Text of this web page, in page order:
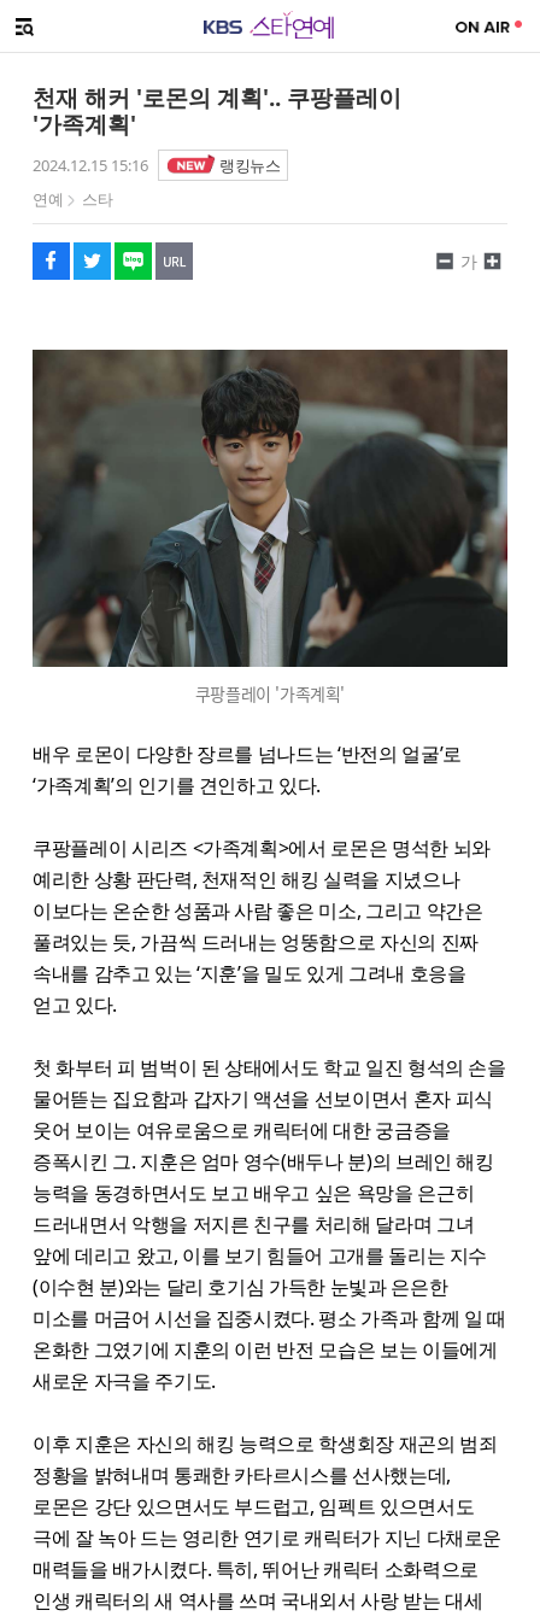
메뉴 열기
천재 해커 '로몬의 계획'.. 쿠팡플레이
'가족계획'
2024.12.15 15:16
랭킹뉴스
연예
스타
페이스북
트위터
네이버
URL복사
글씨 작게보기
가
글씨 크게보기
쿠팡플레이 '가족계획'
배우 로몬이 다양한 장르를 넘나드는 ‘반전의 얼굴’로
‘가족계획’의 인기를 견인하고 있다.
쿠팡플레이 시리즈 <가족계획>에서 로몬은 명석한 뇌와
예리한 상황 판단력, 천재적인 해킹 실력을 지녔으나
이보다는 온순한 성품과 사람 좋은 미소, 그리고 약간은
풀려있는 듯, 가끔씩 드러내는 엉뚱함으로 자신의 진짜
속내를 감추고 있는 ‘지훈’을 밀도 있게 그려내 호응을
얻고 있다.
첫 화부터 피 범벅이 된 상태에서도 학교 일진 형석의 손을
물어뜯는 집요함과 갑자기 액션을 선보이면서 혼자 피식
웃어 보이는 여유로움으로 캐릭터에 대한 궁금증을
증폭시킨 그. 지훈은 엄마 영수(배두나 분)의 브레인 해킹
능력을 동경하면서도 보고 배우고 싶은 욕망을 은근히
드러내면서 악행을 저지른 친구를 처리해 달라며 그녀
앞에 데리고 왔고, 이를 보기 힘들어 고개를 돌리는 지수
(이수현 분)와는 달리 호기심 가득한 눈빛과 은은한
미소를 머금어 시선을 집중시켰다. 평소 가족과 함께 일 때
온화한 그였기에 지훈의 이런 반전 모습은 보는 이들에게
새로운 자극을 주기도.
이후 지훈은 자신의 해킹 능력으로 학생회장 재곤의 범죄
정황을 밝혀내며 통쾌한 카타르시스를 선사했는데,
로몬은 강단 있으면서도 부드럽고, 임펙트 있으면서도
극에 잘 녹아 드는 영리한 연기로 캐릭터가 지닌 다채로운
매력들을 배가시켰다. 특히, 뛰어난 캐릭터 소화력으로
인생 캐릭터의 새 역사를 쓰며 국내외서 사랑 받는 대세
해시태그